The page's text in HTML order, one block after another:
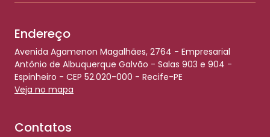
Endereço
Avenida Agamenon Magalhães, 2764 - Empresarial
Antônio de Albuquerque Galvão - Salas 903 e 904 -
Espinheiro - CEP 52.020-000 - Recife-PE
Veja no mapa
Contatos